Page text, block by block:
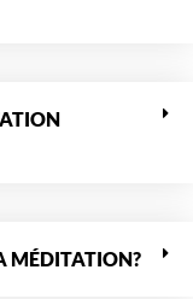
MÉDITATION?